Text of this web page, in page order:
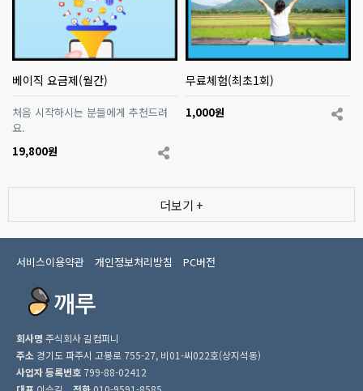
베이직 요금제(월간)
처음 시작하시는 분들에게 추천드려
요.
19,800원
무료체험(최초1회)
1,000원
더보기 +
서비스이용약관 개인정보처리방침 PC버전
회사명 주식회사 길컴퍼니
주소 경기도 파주시 고봉로 755-27, 비01-씨022호(상지석동)
사업자 등록번호 799-88-02412